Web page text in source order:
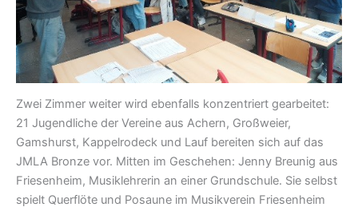
Zwei Zimmer weiter wird ebenfalls konzentriert gearbeitet:
21 Jugendliche der Vereine aus Achern, Großweier,
Gamshurst, Kappelrodeck und Lauf bereiten sich auf das
JMLA Bronze vor. Mitten im Geschehen: Jenny Breunig aus
Friesenheim, Musiklehrerin an einer Grundschule. Sie selbst
spielt Querflöte und Posaune im Musikverein Friesenheim